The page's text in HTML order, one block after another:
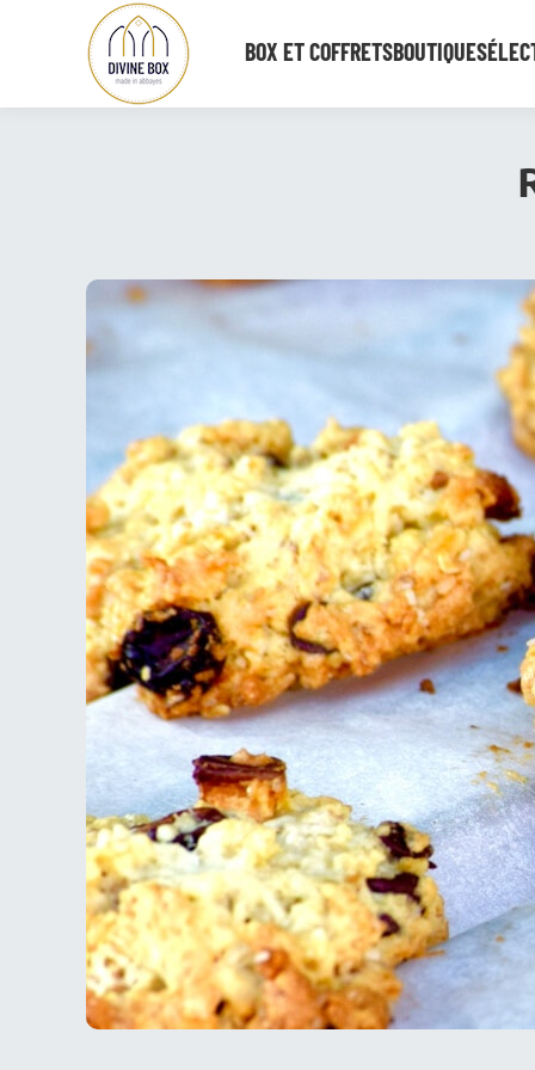
BOX ET COFFRETSBOUTIQUE